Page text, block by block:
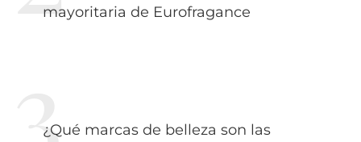
mayoritaria de Eurofragance
¿Qué marcas de belleza son las